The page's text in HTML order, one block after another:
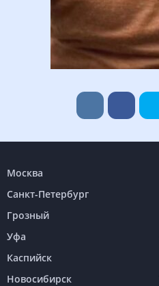
Москва
Санкт-Петербург
Грозный
Уфа
Каспийск
Новосибирск